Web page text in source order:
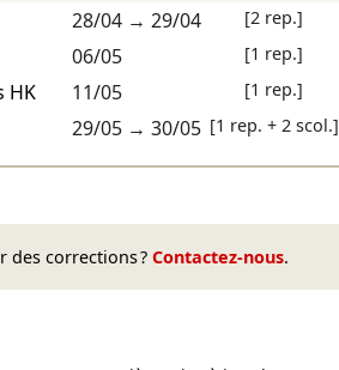
28/04→ 29/04 [2 rep.]
06/05 [1 rep.]
HK 11/05 [1 rep.]
29/05→ 30/05 [1 rep. + 2 scol.]
des corrections ? Contactez-nous.